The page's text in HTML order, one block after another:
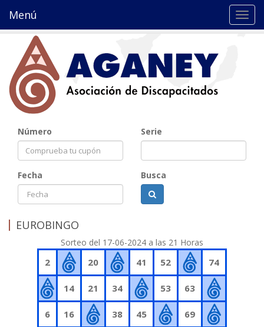
Número Serie
Fecha Busca
Menú
EUROBINGO
Sorteo del 17-06-2024 a las 21 Horas
2 20 41 52 74
14 21 34 53 63
6 16 38 45 69